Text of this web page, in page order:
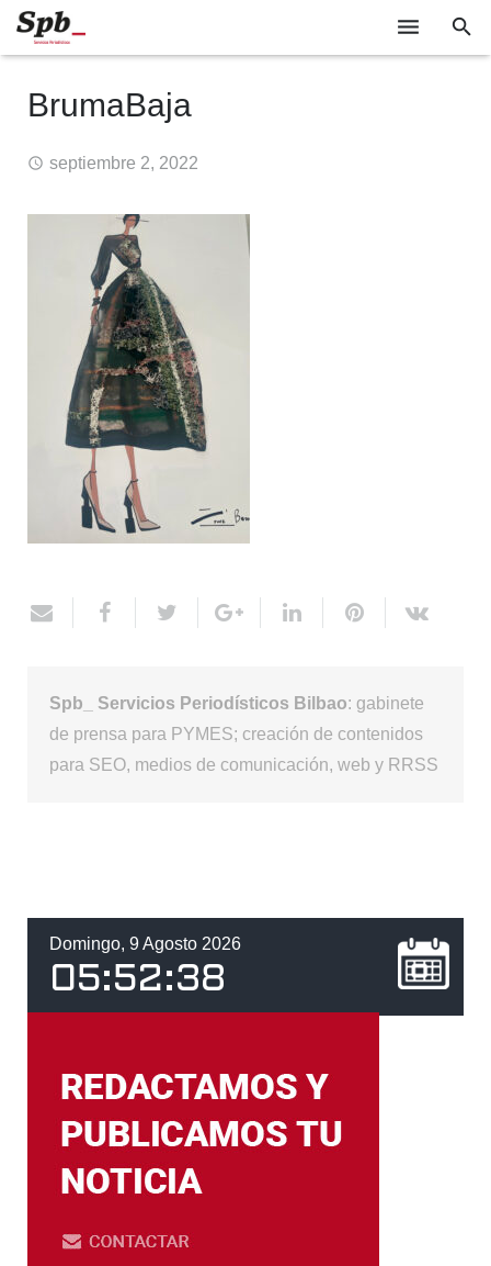
SOCIEDAD
EVENTOS
GABINETE DE PRENSA
BrumaBaja
septiembre 2, 2022
Spb_ Servicios Periodísticos Bilbao: gabinete
de prensa para PYMES; creación de contenidos
para SEO, medios de comunicación, web y RRSS
Domingo, 9 Agosto 2026
05:52:38